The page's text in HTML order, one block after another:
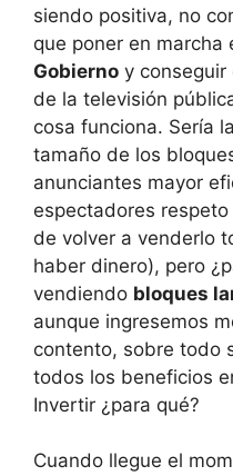
siendo positiva, no
que poner en marcha
Gobierno y conseguir
de la televisión
cosa funciona. Sería
tamaño de los
anunciantes mayor
espectadores
de volver a venderlo
haber dinero), pero
vendiendo bloques
aunque ingresemos
contento, sobre todo
todos los beneficios
Invertir ¿para qué?
Cuando llegue el